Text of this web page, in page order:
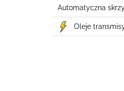
Automatyczna
Oleje